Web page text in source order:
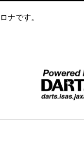
ナです。